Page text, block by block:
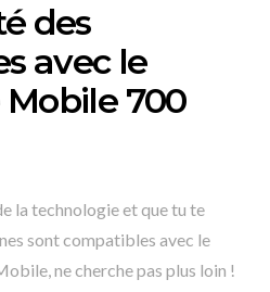
des
avec le
700
la technologie et que tu te
sont compatibles avec le
ne cherche pas plus loin !